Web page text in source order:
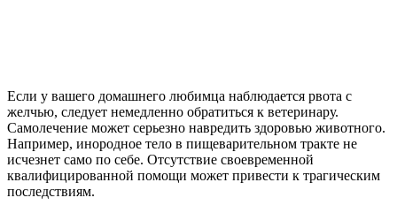
Если у вашего домашнего любимца наблюдается рвота с
желчью, следует немедленно обратиться к ветеринару.
Самолечение может серьезно навредить здоровью животного.
Например, инородное тело в пищеварительном тракте не
исчезнет само по себе. Отсутствие своевременной
квалифицированной помощи может привести к трагическим
последствиям.